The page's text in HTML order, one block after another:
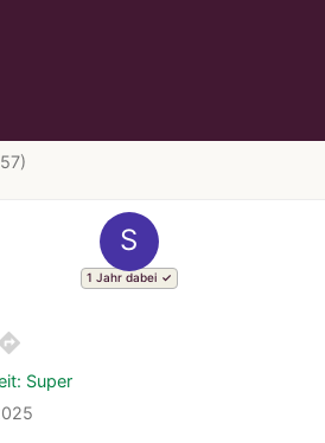
S
1 Jahr dabei
Super